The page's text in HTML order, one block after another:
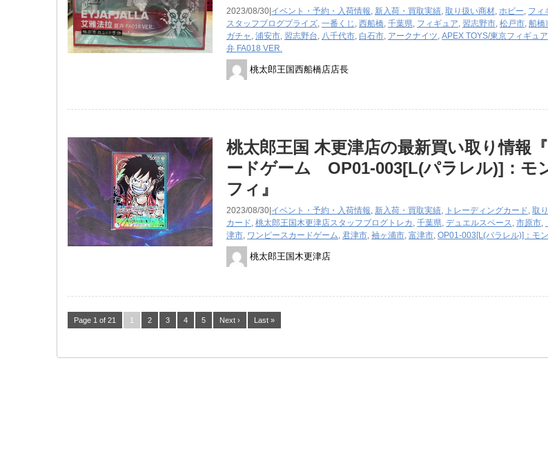
2023/08/30| イベント・予約・入荷情報, 新入荷・買取実績, 取り扱い商材, ホビー, フィ
スタッフブログプライズ, 一番くじ , 西船橋, 千葉県, フィギュア, 習志野市, 松戸市, 船橋
ガチャ , 浦安市, 習志野台, 八千代市, 白石市, アークナイツ, APEX ​TOYS/東京フィギュア
弁 ​FA018 ​VER.
桃太郎王国西船橋店店長
桃太郎王国 木更津店の最新買い取り情報
ードゲーム OP01-003[L(パラレル)]：モ
フィ』
2023/08/30| イベント・予約・入荷情報, 新入荷・買取実績, トレーディングカード, 取
カード, 桃太郎王国木更津店スタッフブログ トレカ , 千葉県, デュエルスペース, 市原市,
津市, ワンピースカードゲーム, 君津市, 袖ヶ浦市, 富津市, OP01-003[L(パラレル)]：モ
桃太郎王国木更津店
Page 1 of 21 1 2 3 4 5 Next › Last »